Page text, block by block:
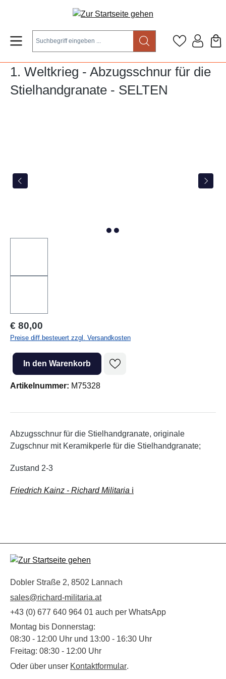
Zum Hauptinhalt springen
1. Weltkrieg - Abzugsschnur für die
Stielhandgranate - SELTEN
Regulärer Preis:
€ 80,00
Preise diff.besteuert zzgl. Versandkosten
Produkt Anzahl: Gib den gewünschten Wert ein oder benutze die
In den Warenkorb
Artikelnummer: M75328
Abzugsschnur für die Stielhandgranate, originale
Zugschnur mit Keramikperle für die Stielhandgranate;
Zustand 2-3
Friedrich Kainz - Richard Militaria ℹ
Dobler Straße 2, 8502 Lannach
sales@richard-militaria.at
+43 (0) 677 640 964 01 auch per WhatsApp
Montag bis Donnerstag:
08:30 - 12:00 Uhr und 13:00 - 16:30 Uhr
Freitag: 08:30 - 12:00 Uhr
Oder über unser Kontaktformular.